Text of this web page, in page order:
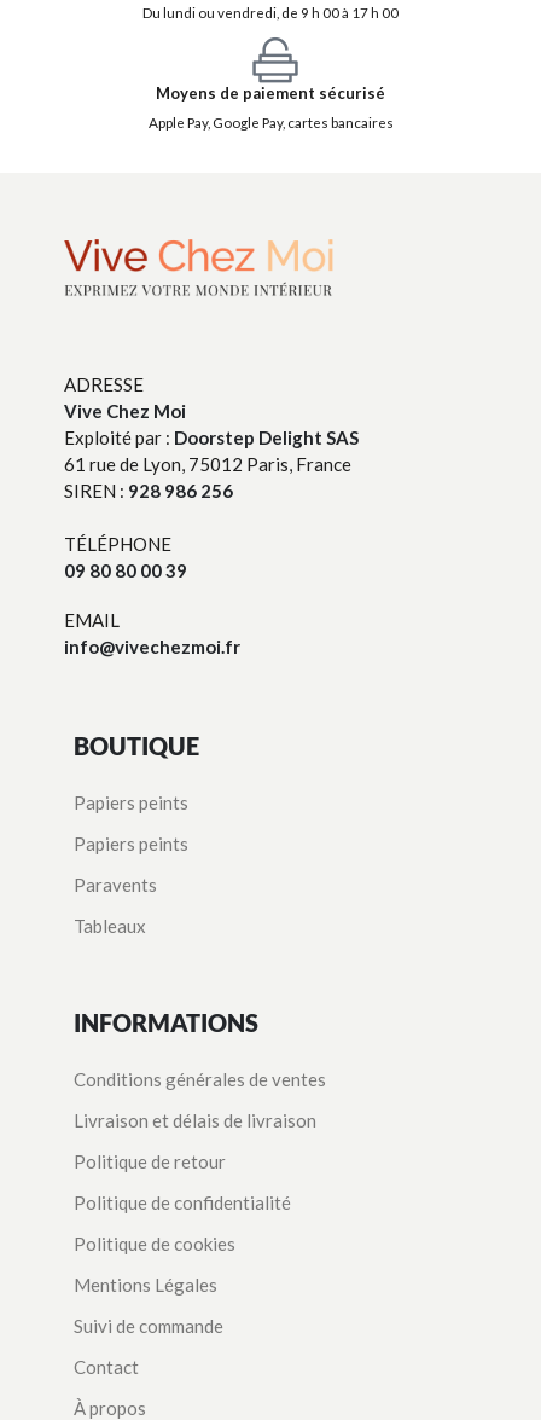
Du lundi ou vendredi, de 9 h 00 à 17 h 00
Moyens de paiement sécurisé
Apple Pay, Google Pay, cartes bancaires
ADRESSE
Vive Chez Moi
Exploité par : Doorstep Delight SAS
61 rue de Lyon, 75012 Paris, France
SIREN : 928 986 256
TÉLÉPHONE
09 80 80 00 39
EMAIL
info@vivechezmoi.fr
BOUTIQUE
Papiers peints
Papiers peints
Paravents
Tableaux
INFORMATIONS
Conditions générales de ventes
Livraison et délais de livraison
Politique de retour
Politique de confidentialité
Politique de cookies
Mentions Légales
Suivi de commande
Contact
À propos